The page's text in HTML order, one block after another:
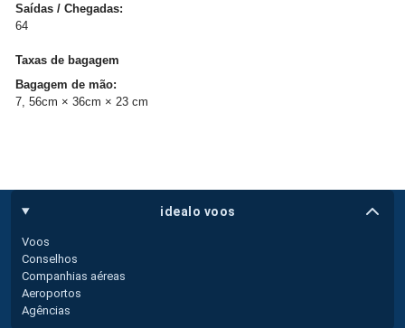
Saídas / Chegadas:
64
Taxas de bagagem
Bagagem de mão:
7, 56cm × 36cm × 23 cm
idealo voos
Voos
Conselhos
Companhias aéreas
Aeroportos
Agências